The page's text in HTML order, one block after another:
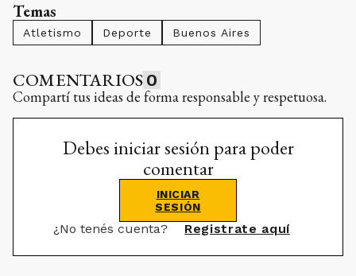
Temas
Atletismo Deporte Buenos Aires
COMENTARIOS 0
Compartí tus ideas de forma responsable y respetuosa.
Debes iniciar sesión para poder
comentar
INICIAR
SESIÓN
¿No tenés cuenta? Registrate aquí